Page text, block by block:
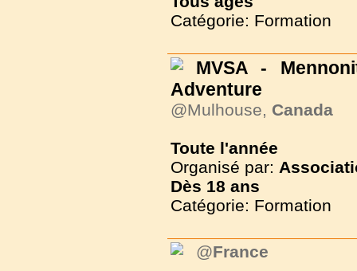
Catégorie: Formation
MVSA -
Adventure
@Mulhouse, Canada
Toute l'année
Organisé par:
Dès 18 ans
Catégorie: Formation
@France